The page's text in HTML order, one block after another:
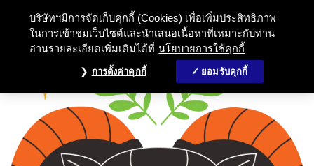
บริษัทฯมีการจัดเก็บคุกกี้ (Cookies) เพื่อเพิ่มประสิทธิภาพ
ในการเข้าชมเว็บไซต์และนำเสนอเนื้อหาที่เหมาะกับท่าน
อ่านรายละเอียดเพิ่มเติมได้ที่ นโยบายการใช้คุกกี้
การตั้งค่าคุกกี้ ยอมรับคุกกี้